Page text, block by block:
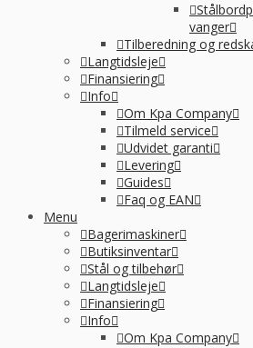
vanger
Tilberedning og
Langtidsleje
Finansiering
Info
Om Kpa Company
Tilmeld service
Udvidet garanti
Levering
Guides
Faq og EAN
Menu
Bagerimaskiner
Butiksinventar
Stål og tilbehør
Langtidsleje
Finansiering
Info
Om Kpa Company